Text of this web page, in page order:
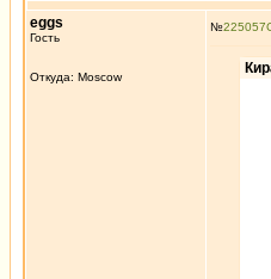
eggs
Гость
Откуда: Moscow
№225057